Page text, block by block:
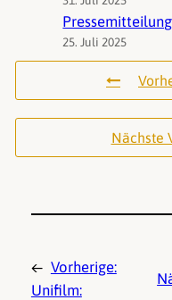
25. Juli 2025
Nächste
← Vorherige:
Unifilm: